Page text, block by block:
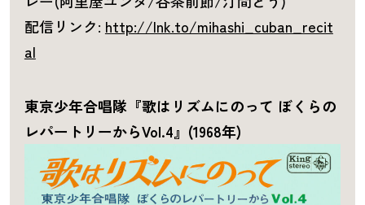
配信リンク: http://lnk.to/mihashi_cuban_recit
al
東京少年合唱隊『歌はリズムにのって ぼくらの
レパートリーからVol.4』(1968年)